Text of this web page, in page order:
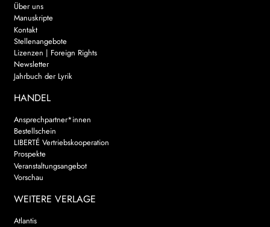
Über uns
Manuskripte
Kontakt
Stellenangebote
Lizenzen | Foreign Rights
Newsletter
Jahrbuch der Lyrik
HANDEL
Ansprechpartner*innen
Bestellschein
LIBERTÉ Vertriebskooperation
Prospekte
Veranstaltungsangebot
Vorschau
WEITERE VERLAGE
Atlantis